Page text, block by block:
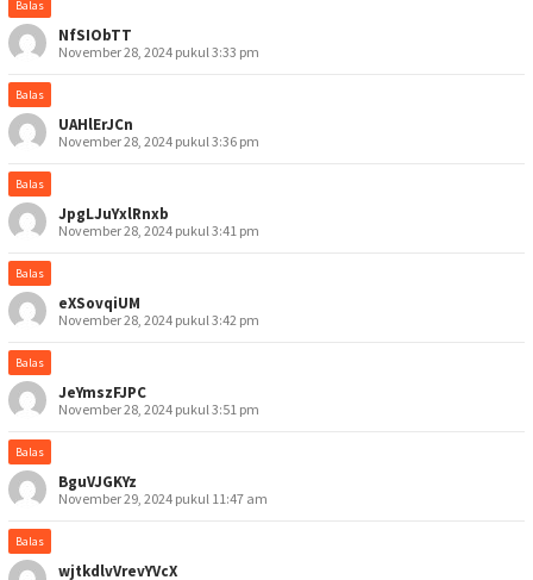
Balas
NfSIObTT
November 28, 2024 pukul 3:33 pm
Balas
UAHlErJCn
November 28, 2024 pukul 3:36 pm
Balas
JpgLJuYxlRnxb
November 28, 2024 pukul 3:41 pm
Balas
eXSovqiUM
November 28, 2024 pukul 3:42 pm
Balas
JeYmszFJPC
November 28, 2024 pukul 3:51 pm
Balas
BguVJGKYz
November 29, 2024 pukul 11:47 am
Balas
wjtkdlvVrevYVcX